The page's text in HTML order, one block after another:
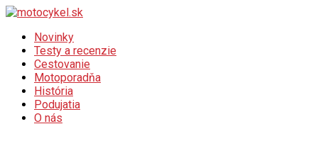
Novinky
Testy a recenzie
Cestovanie
Motoporadňa
História
Podujatia
O nás